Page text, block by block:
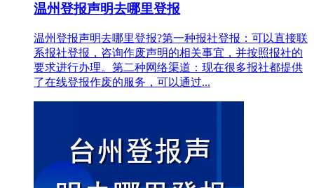
温州登报声明去哪里登报
温州登报声明去哪里登报?第一种报社登报：可以直接联
系报社登报，咨询作废声明的相关事宜，并按照报社的
要求进行办理。第二种网络渠道：现在很多报社都提供
了在线登报作废的服务，可以通过...